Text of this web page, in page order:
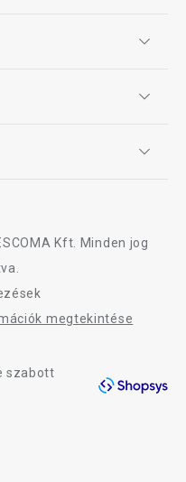
Kft. Minden jog
megtekintése
szabott